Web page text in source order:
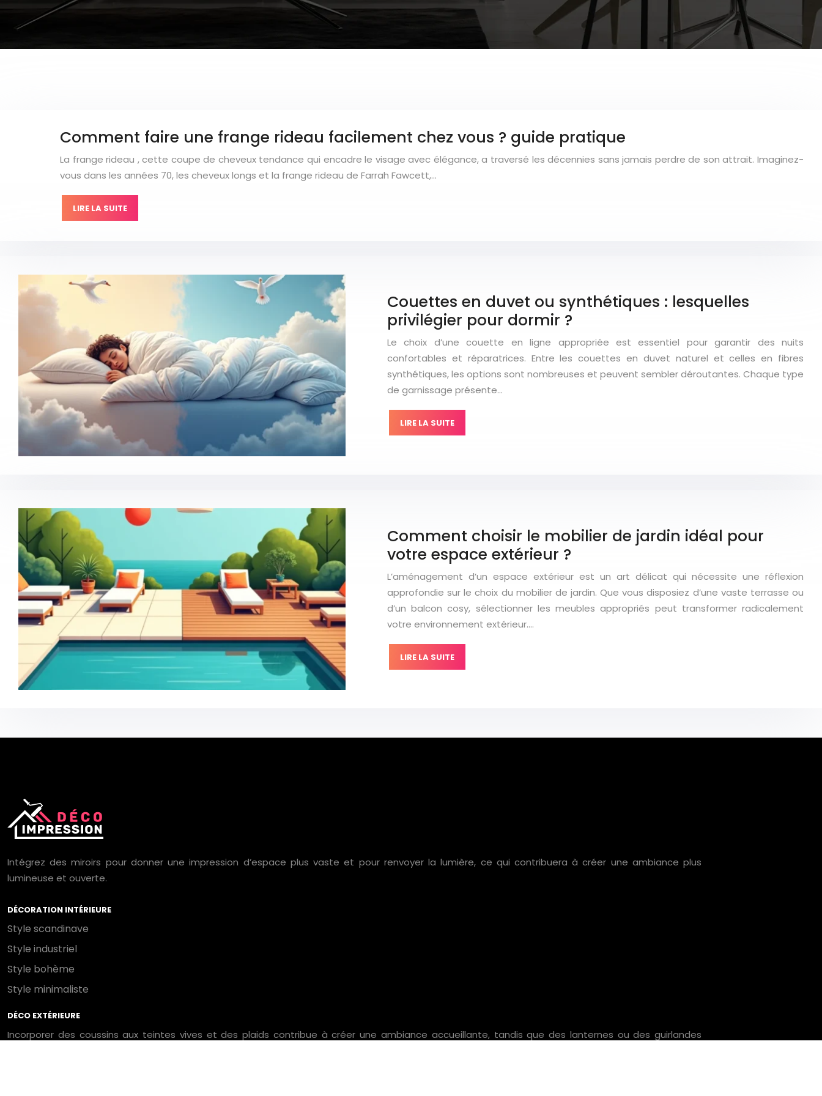
Comment faire une frange rideau facilement chez vous ? guide pratique
La frange rideau , cette coupe de cheveux tendance qui encadre le visage avec élégance, a traversé les décennies sans jamais perdre de son attrait. Imaginez-
vous dans les années 70, les cheveux longs et la frange rideau de Farrah Fawcett,…
LIRE LA SUITE
Couettes en duvet ou synthétiques : lesquelles
privilégier pour dormir ?
Le choix d’une couette en ligne appropriée est essentiel pour garantir des nuits
confortables et réparatrices. Entre les couettes en duvet naturel et celles en fibres
synthétiques, les options sont nombreuses et peuvent sembler déroutantes. Chaque type
de garnissage présente…
LIRE LA SUITE
Comment choisir le mobilier de jardin idéal pour
votre espace extérieur ?
L’aménagement d’un espace extérieur est un art délicat qui nécessite une réflexion
approfondie sur le choix du mobilier de jardin. Que vous disposiez d’une vaste terrasse ou
d’un balcon cosy, sélectionner les meubles appropriés peut transformer radicalement
votre environnement extérieur….
LIRE LA SUITE
Intégrez des miroirs pour donner une impression d’espace plus vaste et pour renvoyer la lumière, ce qui contribuera à créer une ambiance plus
lumineuse et ouverte.
DÉCORATION INTÉRIEURE
Style scandinave
Style industriel
Style bohème
Style minimaliste
DÉCO EXTÉRIEURE
Incorporer des coussins aux teintes vives et des plaids contribue à créer une ambiance accueillante, tandis que des lanternes ou des guirlandes